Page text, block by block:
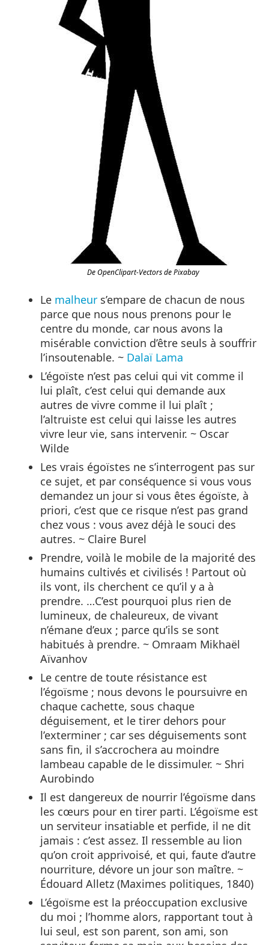
De OpenClipart-Vectors de Pixabay
Le malheur s’empare de chacun de nous
parce que nous nous prenons pour le
centre du monde, car nous avons la
misérable conviction d’être seuls à souffrir
l’insoutenable. ~ Dalaï Lama
L’égoïste n’est pas celui qui vit comme il
lui plaît, c’est celui qui demande aux
autres de vivre comme il lui plaît ;
l’altruiste est celui qui laisse les autres
vivre leur vie, sans intervenir. ~ Oscar
Wilde
Les vrais égoïstes ne s’interrogent pas sur
ce sujet, et par conséquence si vous vous
demandez un jour si vous êtes égoïste, à
priori, c’est que ce risque n’est pas grand
chez vous : vous avez déjà le souci des
autres. ~ Claire Burel
Prendre, voilà le mobile de la majorité des
humains cultivés et civilisés ! Partout où
ils vont, ils cherchent ce qu’il y a à
prendre. …C’est pourquoi plus rien de
lumineux, de chaleureux, de vivant
n’émane d’eux ; parce qu’ils se sont
habitués à prendre. ~ Omraam Mikhaël
Aïvanhov
Le centre de toute résistance est
l’égoïsme ; nous devons le poursuivre en
chaque cachette, sous chaque
déguisement, et le tirer dehors pour
l’exterminer ; car ses déguisements sont
sans fin, il s’accrochera au moindre
lambeau capable de le dissimuler. ~ Shri
Aurobindo
Il est dangereux de nourrir l’égoïsme dans
les cœurs pour en tirer parti. L’égoïsme est
un serviteur insatiable et perfide, il ne dit
jamais : c’est assez. Il ressemble au lion
qu’on croit apprivoisé, et qui, faute d’autre
nourriture, dévore un jour son maître. ~
Édouard Alletz (Maximes politiques, 1840)
L’égoïsme est la préoccupation exclusive
du moi ; l’homme alors, rapportant tout à
lui seul, est son parent, son ami, son